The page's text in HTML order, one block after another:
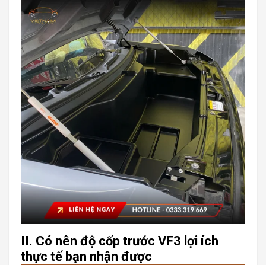
II. Có nên độ cốp trước VF3 lợi ích
thực tế bạn nhận được